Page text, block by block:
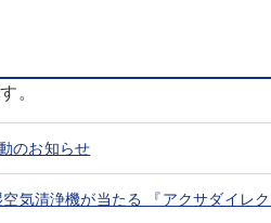
。
のお知らせ
気清浄機が当たる 『アクサダイレ